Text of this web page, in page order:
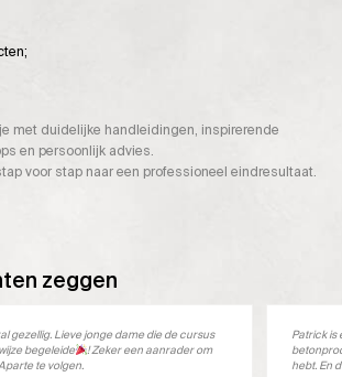
met duidelijke handleidingen, inspirerende
en persoonlijk advies.
voor stap naar een professioneel eindresultaat.
zeggen
gezellig. Lieve jonge dame die de cursus
begeleide
! Zeker een aanrader om
te volgen.
Patrick is
hebt. En